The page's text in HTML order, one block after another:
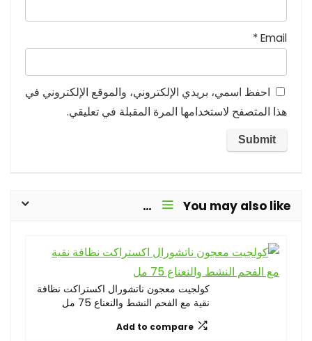
Email
*
احفظ اسمي، بريدي الإلكتروني، والموقع الإلكتروني في
هذا المتصفح لاستخدامها المرة المقبلة في تعليقي.
You may also like…
كولجيت معجون ناتشورال اكستراكت نظافة
نقية مع الفحم النشط والنعناع 75 مل
Add to compare